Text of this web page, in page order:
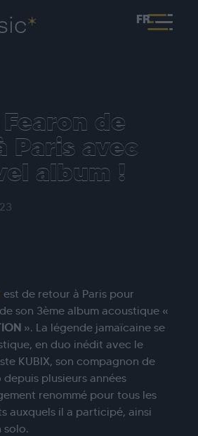
FR
de
Paris avec
album !
est de retour à Paris pour
son 3ème album acoustique «
». La légende jamaïcaine se
en duo inédit avec le
KUBIX, son compagnon de
plusieurs années
renommé pour tous les
auxquels il a participé, ainsi
solo.